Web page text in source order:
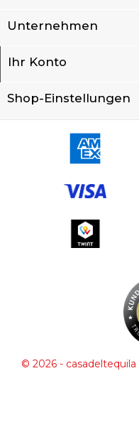
Unternehmen
Ihr Konto
Shop-Einstellungen
© 2026 - casadeltequila